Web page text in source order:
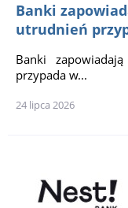
Banki
utrudnień
Banki
przypada w...
24 lipca 2026